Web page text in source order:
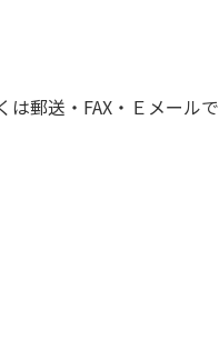
郵送・FAX・Ｅメール